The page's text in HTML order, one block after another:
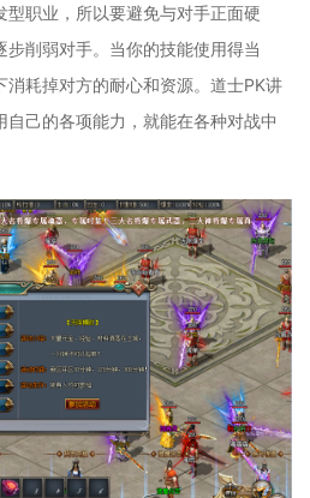
职业，所以要避免与对手正面硬
削弱对手。当你的技能使用得当
消耗掉对方的耐心和资源。道士PK讲
己的各项能力，就能在各种对战中